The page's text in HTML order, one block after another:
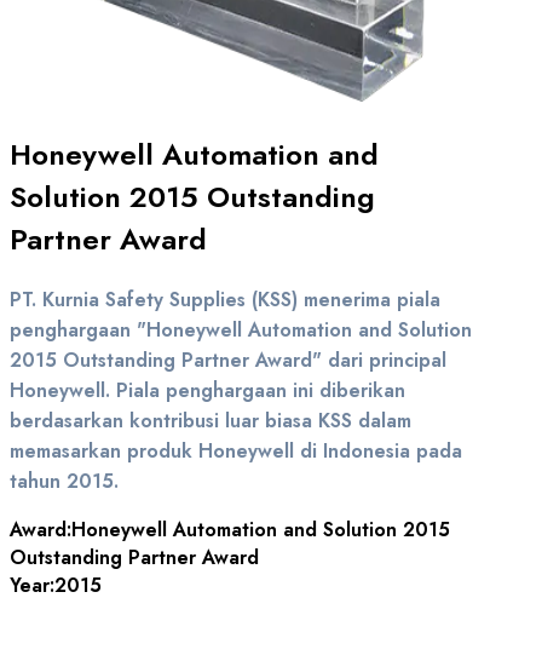
Honeywell Automation and
Solution 2015 Outstanding
Partner Award
PT. Kurnia Safety Supplies (KSS) menerima piala
penghargaan "Honeywell Automation and Solution
2015 Outstanding Partner Award" dari principal
Honeywell. Piala penghargaan ini diberikan
berdasarkan kontribusi luar biasa KSS dalam
memasarkan produk Honeywell di Indonesia pada
tahun 2015.
Award:Honeywell Automation and Solution 2015
Outstanding Partner Award
Year:2015